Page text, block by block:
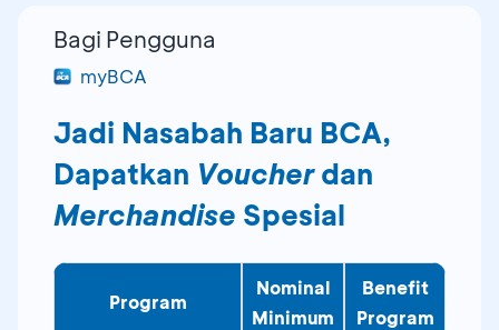
Bagi Pengguna
myBCA
Jadi Nasabah Baru BCA,
Dapatkan Voucherdan
Merchandise Spesial
Program
Nominal
Minimum
Benefit
Program